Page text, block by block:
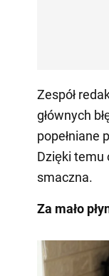
Zespół
głównych
popełniane
Dzięki temu
smaczna.
Za mało